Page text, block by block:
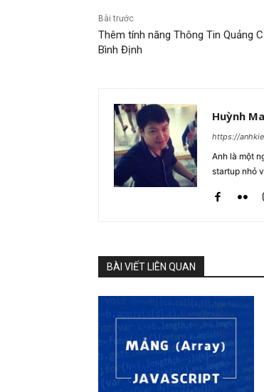
Bài trước
Thêm tính năng Thông Tin Quảng
Bình Định
Huỳnh
https://
Anh là một
startup nhỏ
BÀI VIẾT LIÊN QUAN